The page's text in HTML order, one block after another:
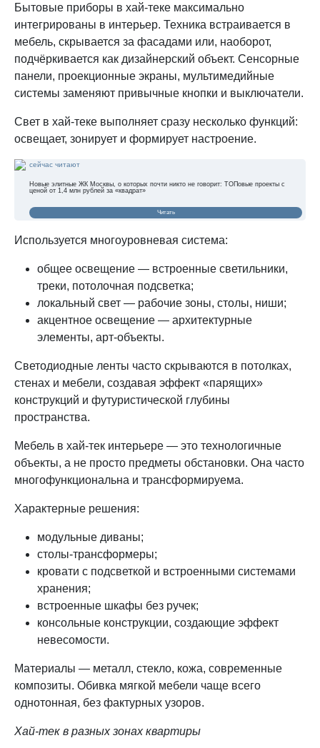
Бытовые приборы в хай-теке максимально
интегрированы в интерьер. Техника встраивается в
мебель, скрывается за фасадами или, наоборот,
подчёркивается как дизайнерский объект. Сенсорные
панели, проекционные экраны, мультимедийные
системы заменяют привычные кнопки и выключатели.
Свет в хай-теке выполняет сразу несколько функций:
освещает, зонирует и формирует настроение.
сейчас читают
Новые элитные ЖК Москвы, о которых почти никто не говорит: ТОПовые проекты с
ценой от 1,4 млн рублей за «квадрат»
Читать
Используется многоуровневая система:
общее освещение — встроенные светильники,
треки, потолочная подсветка;
локальный свет — рабочие зоны, столы, ниши;
акцентное освещение — архитектурные
элементы, арт-объекты.
Светодиодные ленты часто скрываются в потолках,
стенах и мебели, создавая эффект «парящих»
конструкций и футуристической глубины
пространства.
Мебель в хай-тек интерьере — это технологичные
объекты, а не просто предметы обстановки. Она часто
многофункциональна и трансформируема.
Характерные решения:
модульные диваны;
столы-трансформеры;
кровати с подсветкой и встроенными системами
хранения;
встроенные шкафы без ручек;
консольные конструкции, создающие эффект
невесомости.
Материалы — металл, стекло, кожа, современные
композиты. Обивка мягкой мебели чаще всего
однотонная, без фактурных узоров.
Хай-тек в разных зонах квартиры